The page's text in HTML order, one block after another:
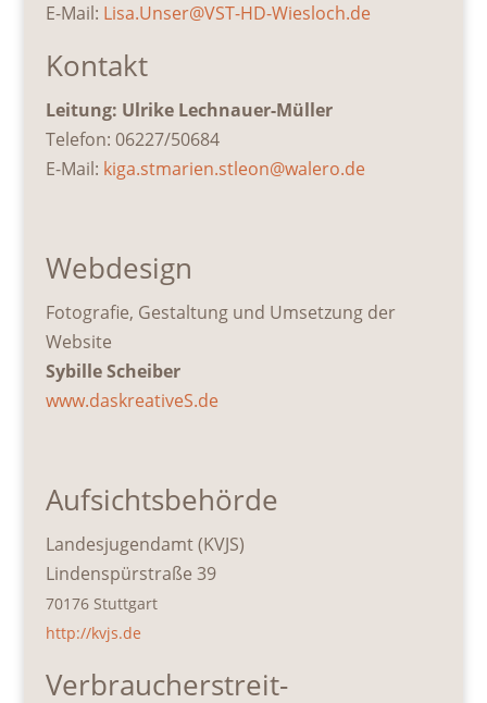
E-Mail: Lisa.Unser@VST-HD-Wiesloch.de
Kontakt
Leitung: Ulrike Lechnauer-Müller
Telefon: ‭06227/50684
E-Mail: kiga.stmarien.stleon@walero.de
Webdesign
Fotografie, Gestaltung und Umsetzung der
Website
Sybille Scheiber
www.daskreativeS.de
Aufsichtsbehörde
Landesjugendamt (KVJS)
Lindenspürstraße 39
70176 Stuttgart
http://kvjs.de
Verbraucher­streit­